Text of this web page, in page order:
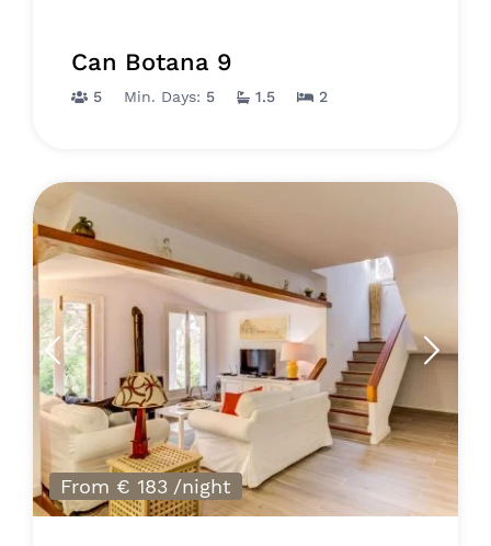
Can Botana 9
5 Min. Days: 5 1.5 2
From € 183/night